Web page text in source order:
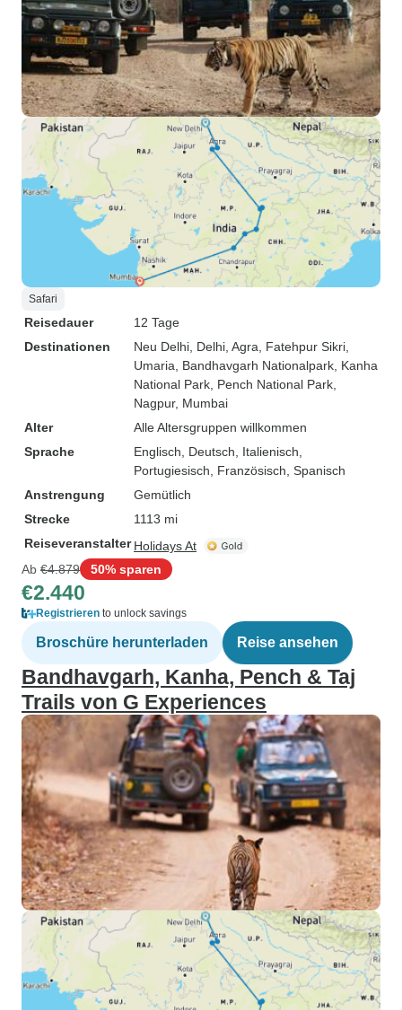
Safari
Reisedauer
12 Tage
Destinationen
Neu Delhi , Delhi , Agra , Fatehpur Sikri
Umaria , Bandhavgarh Nationalpark , Kanha
National Park , Pench National Park
Nagpur, Mumbai
Alter
Alle Altersgruppen willkommen
Sprache
Englisch, Deutsch, Italienisch,
Portugiesisch, Französisch, Spanisch
Anstrengung
Gemütlich
Strecke
1113 mi
Reiseveranstalter Holidays At
Ab €4.879 50% sparen
€2.440
Registrieren to unlock savings
Broschüre herunterladen Reise ansehen
Bandhavgarh, Kanha, Pench & Taj
Trails von G Experiences